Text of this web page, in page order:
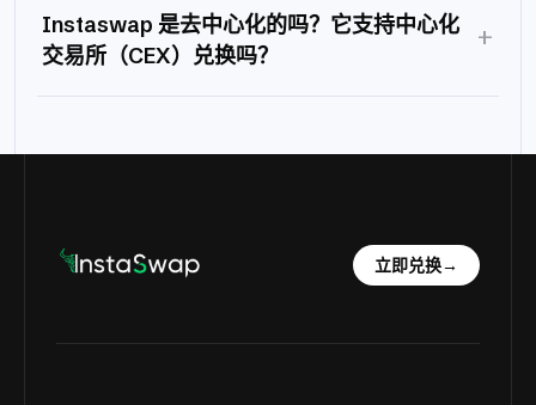
Instaswap 是去中心化的吗？它支持中心化
交易所（CEX）兑换吗？
+
立即兑换→